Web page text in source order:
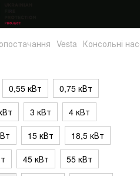
Vesta Консольні
0,55 кВт
0,75 кВт
3 кВт
4 кВт
15 кВт
18,5 кВт
45 кВт
55 кВт